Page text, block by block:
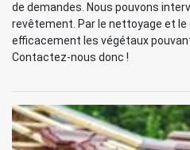
de demandes. Nous pouvons
revêtement. Par le nettoyage et
efficacement les végétaux
Contactez-nous donc !